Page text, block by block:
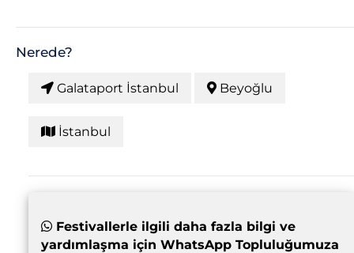
Nerede?
Galataport İstanbul Beyoğlu
İstanbul
Festivallerle ilgili daha fazla bilgi ve
yardımlaşma için WhatsApp Topluluğumuza